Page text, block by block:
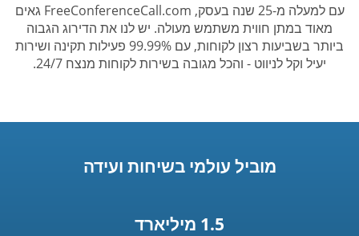
עם למעלה מ-25 שנה בעסק, FreeConferenceCall.com גאים
מאוד במתן חווית משתמש מעולה. יש לנו את הדירוג הגבוה
ביותר בשביעות רצון לקוחות, עם 99.99% פעילות תקינה ושירות
יעיל וקל לניווט - והכל מגובה בשירות לקוחות מנצח 24/7.
מוביל עולמי בשיחות ועידה
1.5 מיליארד